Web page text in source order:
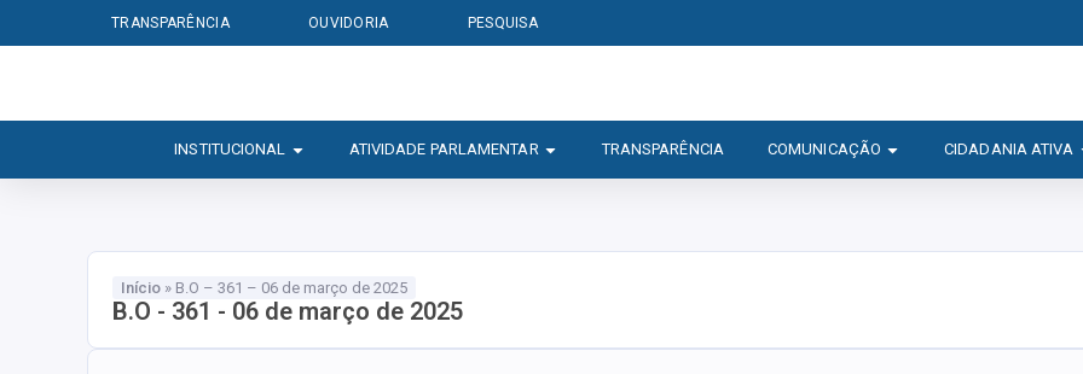
TRANSPARÊNCIA OUVIDORIA PESQUISA
INSTITUCIONAL ATIVIDADE PARLAMENTAR TRANSPARÊNCIA COMUNICAÇÃO CIDADANIA ATIVA
Início » B.O – 361 – 06 de março de 2025
B.O - 361 - 06 de março de 2025